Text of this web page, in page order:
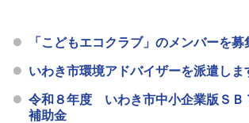
「こどもエコクラブ」のメンバーを募
いわき市環境アドバイザーを派遣しま
令和８年度 いわき市中小企業版ＳＢ
補助金